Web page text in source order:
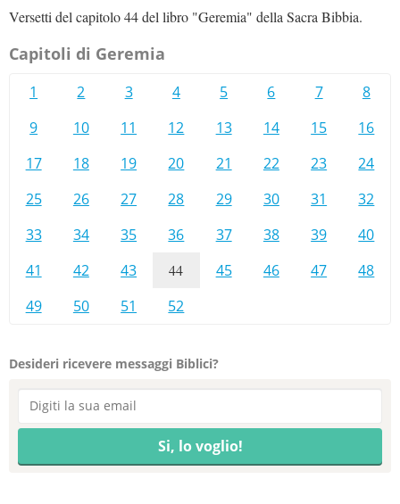
Versetti del capitolo 44 del libro "Geremia" della Sacra Bibbia.
Capitoli di Geremia
1 2 3 4 5 6 7
8
9
10 11 12 13 14 15
16
17
18 19 20 21 22 23
24
25
26 27 28 29 30 31
32
33
34 35 36 37 38 39
40
41
42 43 44 45 46 47
48
49
50 51 52
Desideri ricevere messaggi Biblici?